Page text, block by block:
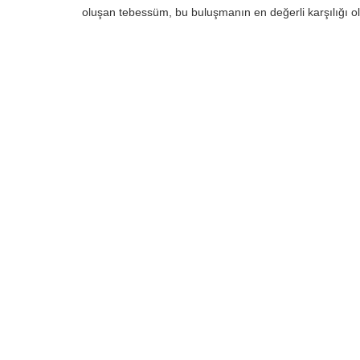
oluşan tebessüm, bu buluşmanın en değerli karşılığı